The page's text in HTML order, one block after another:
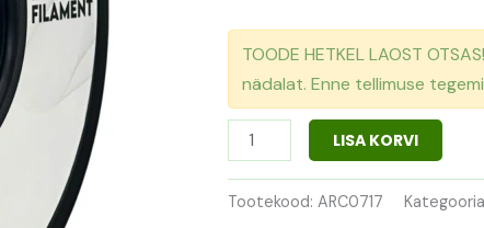
TOODE HETKEL LAOST
nädalat. Enne tellimuse
LISA KORVI
Tootekood: ARC0717